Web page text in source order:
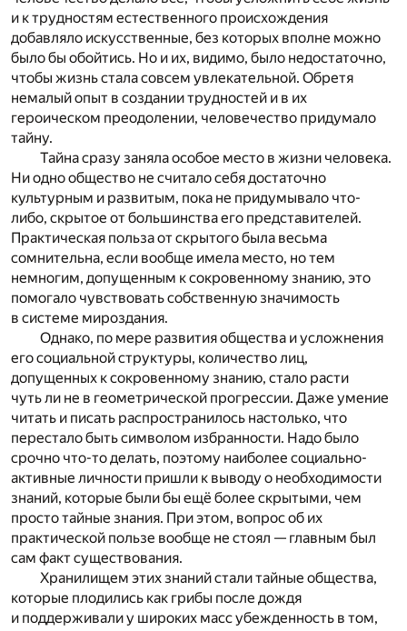
и к трудностям естественного происхождения
добавляло искусственные, без которых вполне можно
было бы обойтись. Но и их, видимо, было недостаточно,
чтобы жизнь стала совсем увлекательной. Обретя
немалый опыт в создании трудностей и в их
героическом преодолении, человечество придумало
тайну.
Тайна сразу заняла особое место в жизни человека.
Ни одно общество не считало себя достаточно
культурным и развитым, пока не придумывало что-
либо, скрытое от большинства его представителей.
Практическая польза от скрытого была весьма
сомнительна, если вообще имела место, но тем
немногим, допущенным к сокровенному знанию, это
помогало чувствовать собственную значимость
в системе мироздания.
Однако, по мере развития общества и усложнения
его социальной структуры, количество лиц,
допущенных к сокровенному знанию, стало расти
чуть ли не в геометрической прогрессии. Даже умение
читать и писать распространилось настолько, что
перестало быть символом избранности. Надо было
срочно что-то делать, поэтому наиболее социально-
активные личности пришли к выводу о необходимости
знаний, которые были бы ещё более скрытыми, чем
просто тайные знания. При этом, вопрос об их
практической пользе вообще не стоял — главным был
сам факт существования.
Хранилищем этих знаний стали тайные общества,
которые плодились как грибы после дождя
и поддерживали у широких масс убежденность в том,